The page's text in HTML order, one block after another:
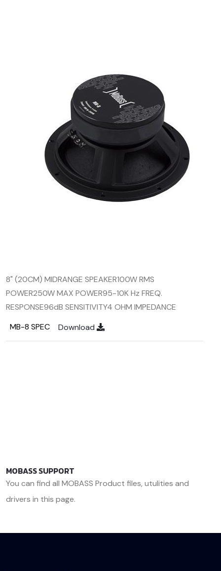
8" (20CM) MIDRANGE SPEAKER100W RMS
POWER250W MAX POWER95-10K Hz FREQ.
RESPONSE96dB SENSITIVITY4 OHM IMPEDANCE
MB-8 SPEC
Download
MOBASS SUPPORT
You can find all MOBASS Product files, utulities and
drivers in this page.